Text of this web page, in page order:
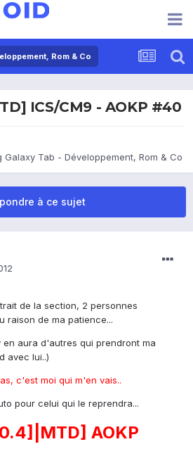
Rom & Co
ICS/CM9 - AOKP #40
Galaxy Tab - Développement, Rom & Co
à ce sujet
de la section, 2 personnes
raison de ma patience...
en aura d'autres qui prendront ma
avec lui..)
c'est moi qui m'en vais..
pour celui qui le reprendra...
AOKP